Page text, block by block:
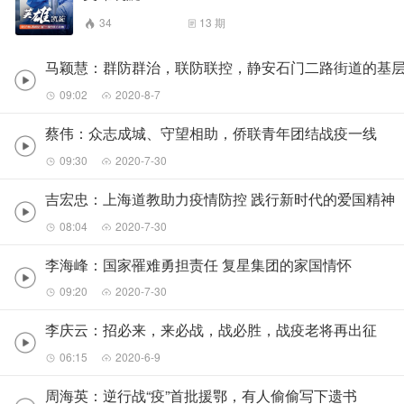
34 13 期
马颖慧：群防群治，联防联控，静安石门二路街道的基
09:02 2020-8-7
蔡伟：众志成城、守望相助，侨联青年团结战疫一线
09:30 2020-7-30
吉宏忠：上海道教助力疫情防控 践行新时代的爱国精神
08:04 2020-7-30
李海峰：国家罹难勇担责任 复星集团的家国情怀
09:20 2020-7-30
李庆云：招必来，来必战，战必胜，战疫老将再出征
06:15 2020-6-9
周海英：逆行战“疫”首批援鄂，有人偷偷写下遗书